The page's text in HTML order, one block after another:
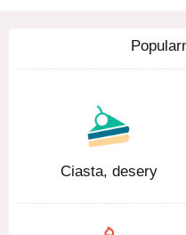
Ciasta, desery